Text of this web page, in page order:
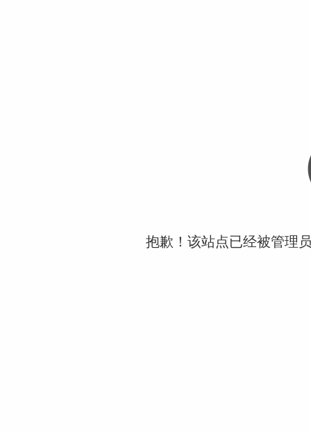
抱歉！该站点已经被管理